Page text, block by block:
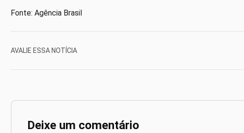
Fonte: Agência Brasil
AVALIE ESSA NOTÍCIA
Deixe um comentário